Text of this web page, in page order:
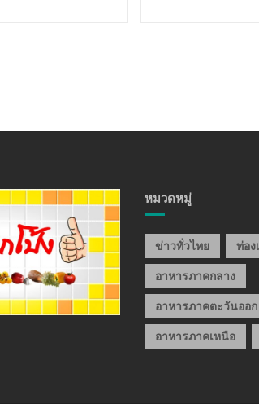
หมวดหมู่
ข่าวทั่วไทย ท่อง
อาหารภาคกลาง
อาหารภาคตะวันออก
อาหารภาคเหนือ